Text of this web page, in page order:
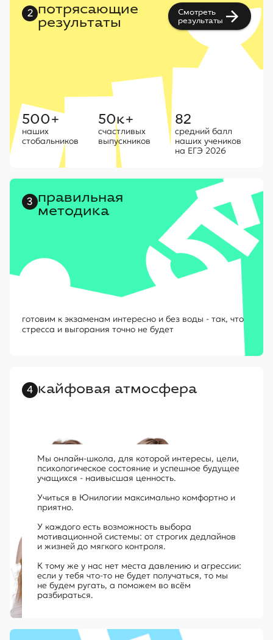
2 потрясающие
результаты
Смотреть
результаты
500+
наших
стобальников
50к+
счастливых
выпускников
82
средний балл
наших учеников
на ЕГЭ 2026
3 правильная
методика
готовим к экзаменам интересно и без воды - так, что
стресса и выгорания точно не будет
4 кайфовая атмосфера
Мы онлайн-школа, для которой интересы, цели,
психологическое состояние и успешное будущее
учащихся - наивысшая ценность.
Учиться в Юнилогии максимально комфортно и
приятно.
У каждого есть возможность выбора
мотивационной системы: от строгих дедлайнов
и жизней до мягкого контроля.
К тому же у нас нет места давлению и агрессии:
если у тебя что-то не будет получаться, то мы
не будем ругать, а поможем во всём
разбираться.